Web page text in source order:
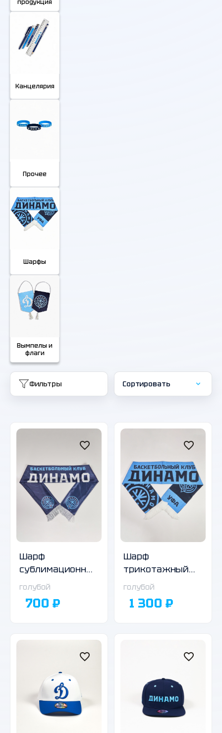
продукция
Канцелярия
Прочее
Шарфы
Вымпелы и
флаги
Фильтры Сортировать
Шарф
сублимационный,
в ассортименте
голубой
700 ₽
Шарф
трикотажный
двухсторонний,
голубой
1 300 ₽